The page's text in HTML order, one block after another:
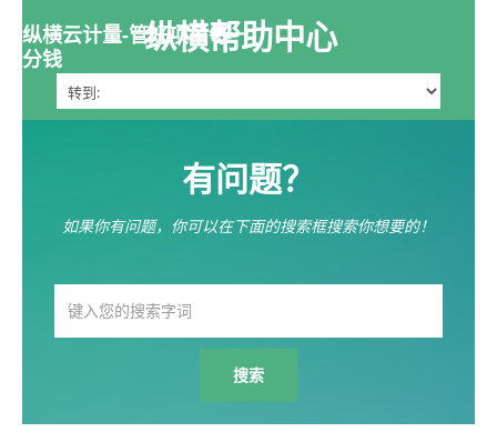
纵横帮助中心
纵横云计量-管好项目每一
分钱
有问题？
如果你有问题，你可以在下面的搜索框搜索你想要的！